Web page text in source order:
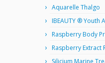
Aquarelle Thalgo
IBEAUTY ® Youth
Raspberry Body
Raspberry Extract